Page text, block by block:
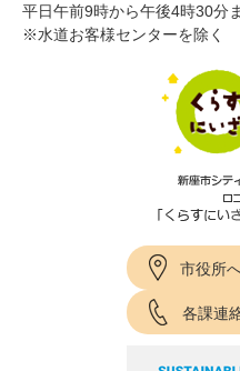
平日午前9時から午後4時30分
※水道お客様センターを除く
市役所
各課連